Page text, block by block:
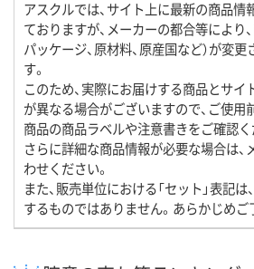
アスクルでは、サイト上に最新の商品情
ておりますが、メーカーの都合等により、
パッケージ、原材料、原産国など）が変
す。
このため、実際にお届けする商品とサ
が異なる場合がございますので、ご使用
商品の商品ラベルや注意書きをご確認く
さらに詳細な商品情報が必要な場合は
わせください。
また、販売単位における「セット」表記
するものではありません。あらかじめご